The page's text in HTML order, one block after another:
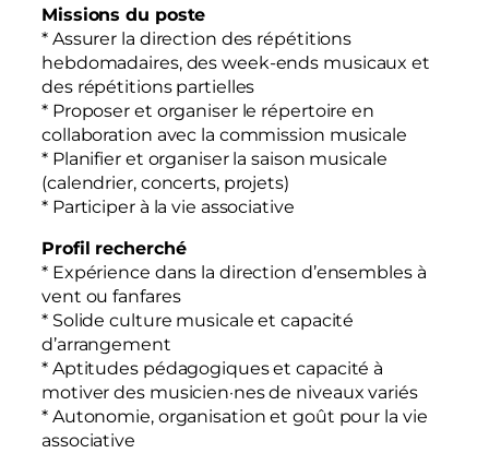
Missions du poste
* Assurer la direction des répétitions
hebdomadaires, des week-ends musicaux et
des répétitions partielles
* Proposer et organiser le répertoire en
collaboration avec la commission musicale
* Planifier et organiser la saison musicale
(calendrier, concerts, projets)
* Participer à la vie associative
Profil recherché
* Expérience dans la direction d’ensembles à
vent ou fanfares
* Solide culture musicale et capacité
d’arrangement
* Aptitudes pédagogiques et capacité à
motiver des musicien·nes de niveaux variés
* Autonomie, organisation et goût pour la vie
associative